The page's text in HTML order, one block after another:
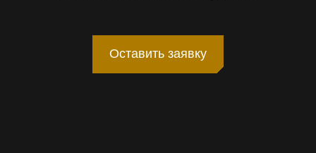
Оставить заявку